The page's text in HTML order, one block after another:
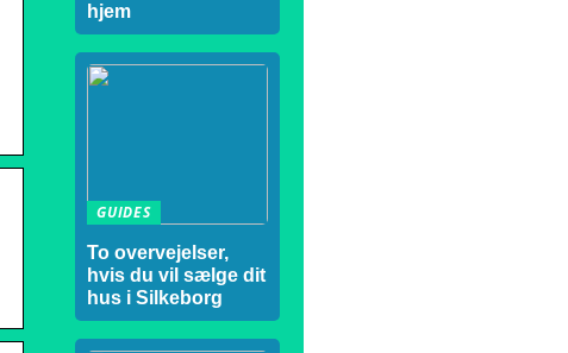
hjem
GUIDES
To overvejelser,
hvis du vil sælge dit
hus i Silkeborg